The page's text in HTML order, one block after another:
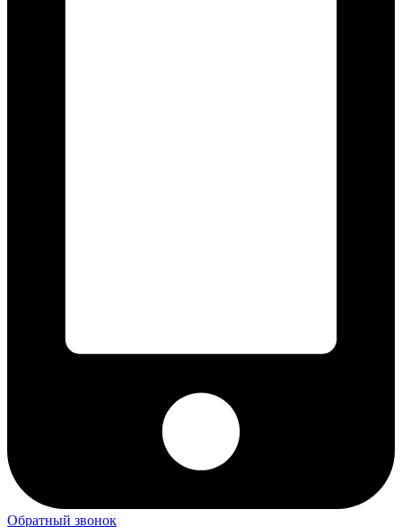
Обратный звонок